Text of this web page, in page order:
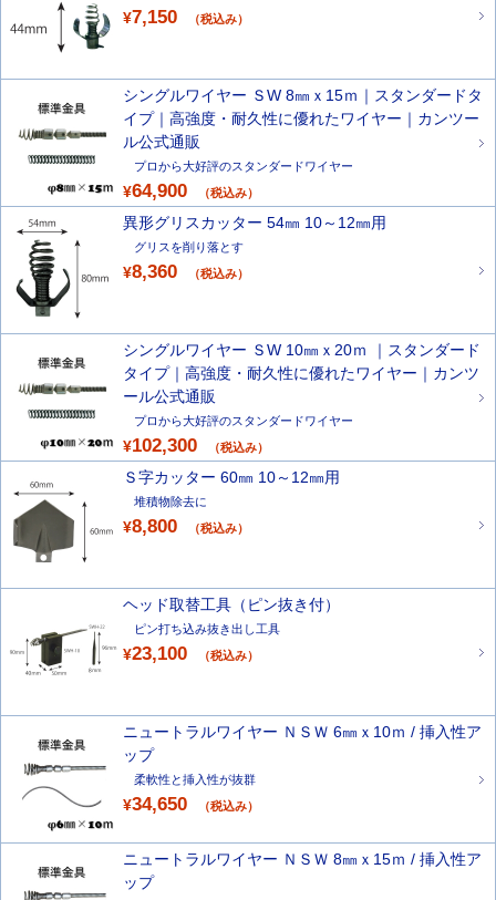
¥7,150 （税込み）
シングルワイヤー ＳW 8㎜ｘ15ｍ｜スタンダードタ
イプ｜高強度・耐久性に優れたワイヤー｜カンツー
ル公式通販
プロから大好評のスタンダードワイヤー
¥64,900 （税込み）
異形グリスカッター 54㎜ 10～12㎜用
グリスを削り落とす
¥8,360 （税込み）
シングルワイヤー ＳW 10㎜ｘ20ｍ ｜スタンダード
タイプ｜高強度・耐久性に優れたワイヤー｜カンツ
ール公式通販
プロから大好評のスタンダードワイヤー
¥102,300 （税込み）
Ｓ字カッター 60㎜ 10～12㎜用
堆積物除去に
¥8,800 （税込み）
ヘッド取替工具（ピン抜き付）
ピン打ち込み抜き出し工具
¥23,100 （税込み）
ニュートラルワイヤー ＮＳＷ 6㎜ｘ10ｍ / 挿入性ア
ップ
柔軟性と挿入性が抜群
¥34,650 （税込み）
ニュートラルワイヤー ＮＳＷ 8㎜ｘ15ｍ / 挿入性ア
ップ